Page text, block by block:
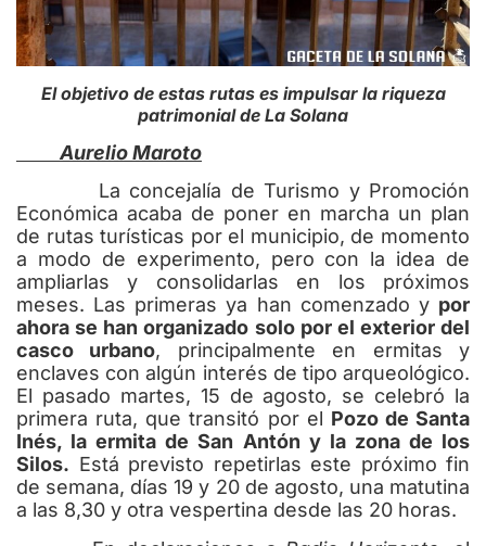
El objetivo de estas rutas es impulsar la riqueza
patrimonial de La Solana
Aurelio Maroto
La concejalía de Turismo y Promoción
Económica acaba de poner en marcha un plan
de rutas turísticas por el municipio, de momento
a modo de experimento, pero con la idea de
ampliarlas y consolidarlas en los próximos
meses. Las primeras ya han comenzado y por
ahora se han organizado solo por el exterior del
casco urbano, principalmente en ermitas y
enclaves con algún interés de tipo arqueológico.
El pasado martes, 15 de agosto, se celebró la
primera ruta, que transitó por el Pozo de Santa
Inés, la ermita de San Antón y la zona de los
Silos. Está previsto repetirlas este próximo fin
de semana, días 19 y 20 de agosto, una matutina
a las 8,30 y otra vespertina desde las 20 horas.